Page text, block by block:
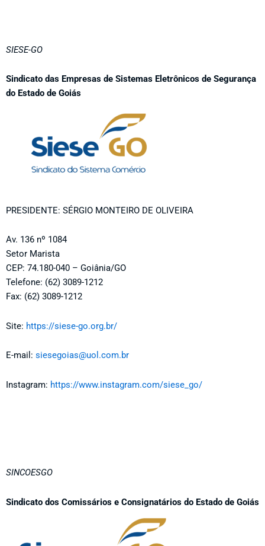
SIESE-GO
Sindicato das Empresas de Sistemas Eletrônicos de Segurança
do Estado de Goiás
PRESIDENTE: SÉRGIO MONTEIRO DE OLIVEIRA
Av. 136 nº 1084
Setor Marista
CEP: 74.180-040 – Goiânia/GO
Telefone: (62) 3089-1212
Fax: (62) 3089-1212
Site: https://siese-go.org.br/
E-mail: siesegoias@uol.com.br
Instagram: https://www.instagram.com/siese_go/
SINCOESGO
Sindicato dos Comissários e Consignatários do Estado de Goiás